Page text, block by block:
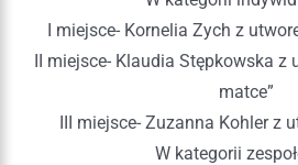
I miejsce- Kornelia Zych z
II miejsce- Klaudia Stępkowska z
matce”
III miejsce- Zuzanna Kohler z
W kategorii